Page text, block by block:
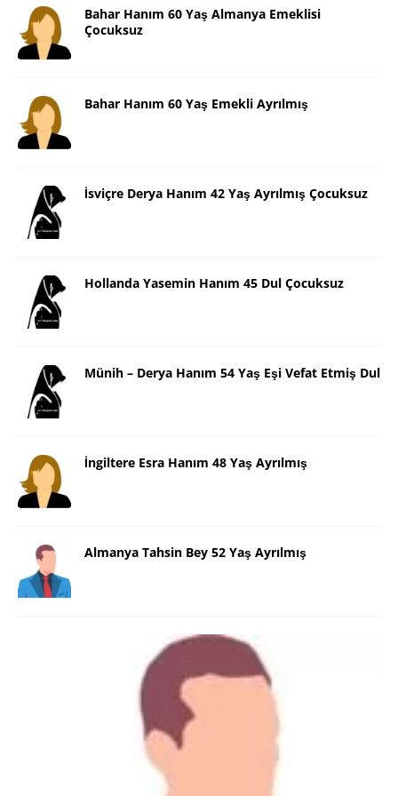
Bahar Hanım 60 Yaş Almanya Emeklisi
Çocuksuz
Bahar Hanım 60 Yaş Emekli Ayrılmış
İsviçre Derya Hanım 42 Yaş Ayrılmış Çocuksuz
Hollanda Yasemin Hanım 45 Dul Çocuksuz
Münih – Derya Hanım 54 Yaş Eşi Vefat Etmiş Dul
İngiltere Esra Hanım 48 Yaş Ayrılmış
Almanya Tahsin Bey 52 Yaş Ayrılmış